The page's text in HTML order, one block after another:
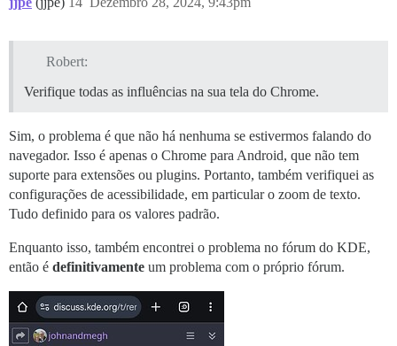
Robert:
Verifique todas as influências na sua tela do Chrome.
Sim, o problema é que não há nenhuma se estivermos falando do
navegador. Isso é apenas o Chrome para Android, que não tem
suporte para extensões ou plugins. Portanto, também verifiquei as
configurações de acessibilidade, em particular o zoom de texto.
Tudo definido para os valores padrão.
Enquanto isso, também encontrei o problema no fórum do KDE,
então é definitivamente um problema com o próprio fórum.